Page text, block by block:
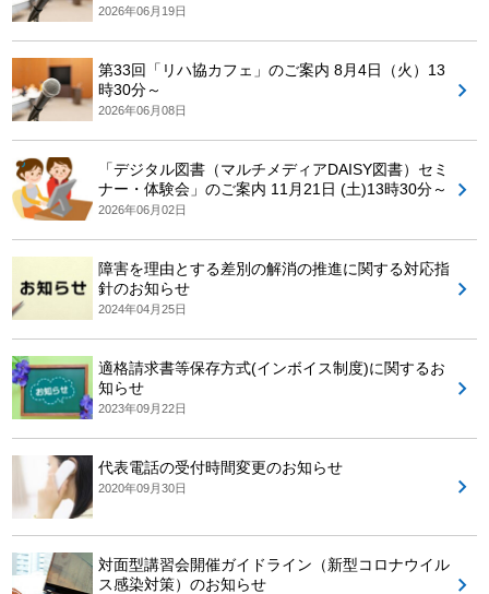
2026年06月19日
第33回「リハ協カフェ」のご案内 8月4日（火）13
時30分～
2026年06月08日
「デジタル図書（マルチメディアDAISY図書）セミ
ナー・体験会」のご案内 11月21日 (土)13時30分～
2026年06月02日
障害を理由とする差別の解消の推進に関する対応指
針のお知らせ
2024年04月25日
適格請求書等保存方式(インボイス制度)に関するお
知らせ
2023年09月22日
代表電話の受付時間変更のお知らせ
2020年09月30日
対面型講習会開催ガイドライン（新型コロナウイル
ス感染対策）のお知らせ